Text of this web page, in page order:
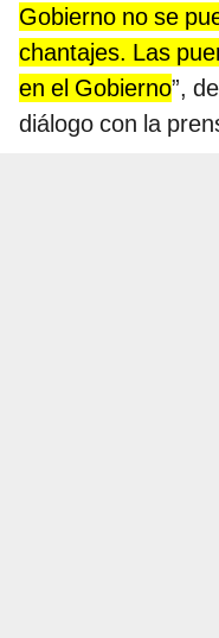
Gobierno no se
chantajes. Las
en el Gobierno”,
diálogo con la